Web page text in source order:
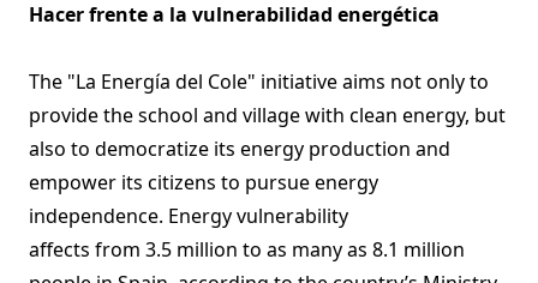
Hacer frente a la vulnerabilidad energética
The "La Energía del Cole" initiative aims not only to
provide the school and village with clean energy, but
also to democratize its energy production and
empower its citizens to pursue energy
independence. Energy vulnerability
affects from 3.5 million to as many as 8.1 million